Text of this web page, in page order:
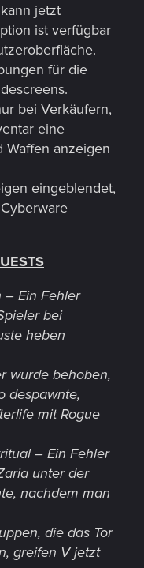
jetzt
ist verfügbar
für die
bei Verkäufern,
eine
Waffen anzeigen
eingeblendet,
– Ein Fehler
bei
heben
wurde behoben,
despawnte,
mit Rogue
– Ein Fehler
unter der
nachdem man
die das Tor
greifen V jetzt